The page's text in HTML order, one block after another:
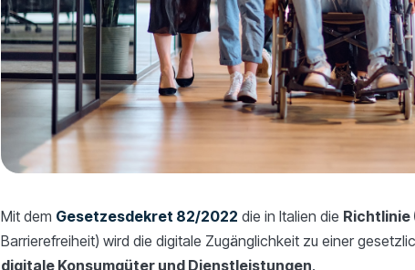
Mit dem Gesetzesdekret 82/2022 die in Italien die Richtlinie
Barrierefreiheit) wird die digitale Zugänglichkeit zu einer
digitale Konsumgüter und Dienstleistungen.